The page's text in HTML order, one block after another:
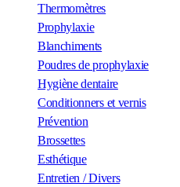
Thermomètres
Prophylaxie
Blanchiments
Poudres de prophylaxie
Hygiène dentaire
Conditionners et vernis
Prévention
Brossettes
Esthétique
Entretien / Divers